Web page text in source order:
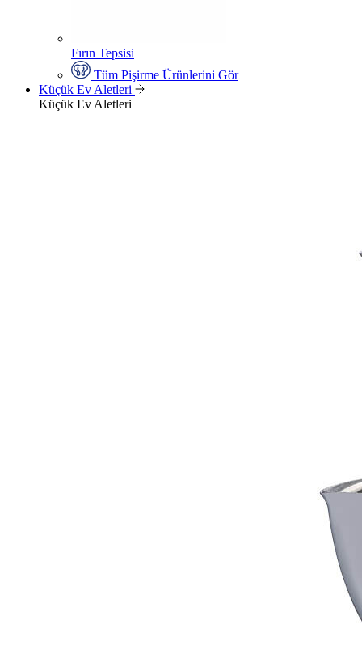
Fırın Tepsisi
Tüm Pişirme Ürünlerini Gör
Küçük Ev Aletleri
Küçük Ev Aletleri